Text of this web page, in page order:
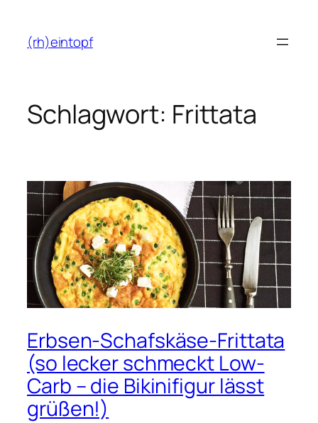
Inhalt
springen
(rh)eintopf
Schlagwort: Frittata
Erbsen-Schafskäse-Frittata
(so lecker schmeckt Low-
Carb – die Bikinifigur lässt
grüßen!)